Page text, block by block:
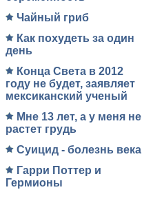
Чайный гриб
Как похудеть за один
день
Конца Света в 2012
году не будет, заявляет
мексиканский ученый
Мне 13 лет, а у меня не
растет грудь
Суицид - болезнь века
Гарри Поттер и
Гермионы